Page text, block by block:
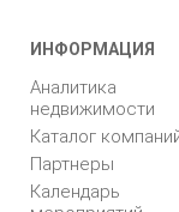
ИНФОРМАЦИЯ
Аналитика
недвижимости
Каталог
Партнеры
Календарь